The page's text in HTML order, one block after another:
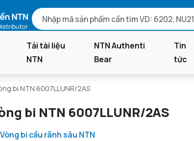
Tải tài liệu
NTN
NTN Authenti
Bear
Tin
tức
bi NTN 6007LLUNR/2AS
bi NTN 6007LLUNR/2AS
Vòng bi cầu rãnh sâu NTN